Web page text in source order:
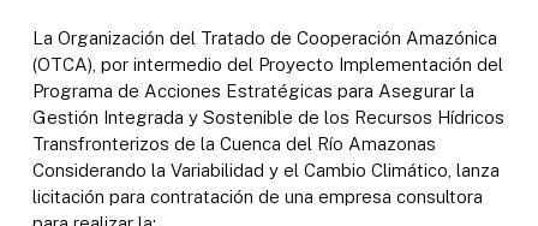
La Organización del Tratado de Cooperación Amazónica
(OTCA), por intermedio del Proyecto Implementación del
Programa de Acciones Estratégicas para Asegurar la
Gestión Integrada y Sostenible de los Recursos Hídricos
Transfronterizos de la Cuenca del Río Amazonas
Considerando la Variabilidad y el Cambio Climático, lanza
licitación para contratación de una empresa consultora